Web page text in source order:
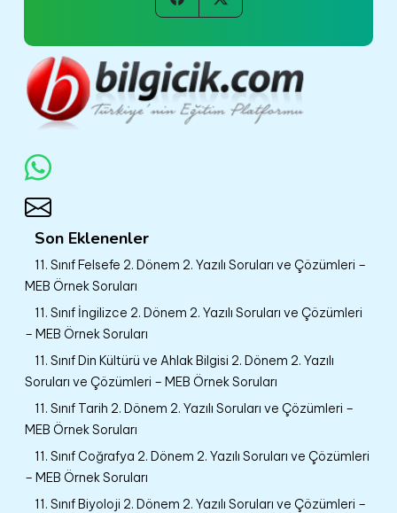
Son Eklenenler
11. Sınıf Felsefe 2. Dönem 2. Yazılı Soruları ve Çözümleri –
MEB Örnek Soruları
11. Sınıf İngilizce 2. Dönem 2. Yazılı Soruları ve Çözümleri
– MEB Örnek Soruları
11. Sınıf Din Kültürü ve Ahlak Bilgisi 2. Dönem 2. Yazılı
Soruları ve Çözümleri – MEB Örnek Soruları
11. Sınıf Tarih 2. Dönem 2. Yazılı Soruları ve Çözümleri –
MEB Örnek Soruları
11. Sınıf Coğrafya 2. Dönem 2. Yazılı Soruları ve Çözümleri
– MEB Örnek Soruları
11. Sınıf Biyoloji 2. Dönem 2. Yazılı Soruları ve Çözümleri –